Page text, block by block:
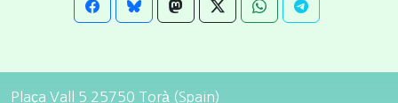
Plaça Vall 5 25750 Torà (Spain)